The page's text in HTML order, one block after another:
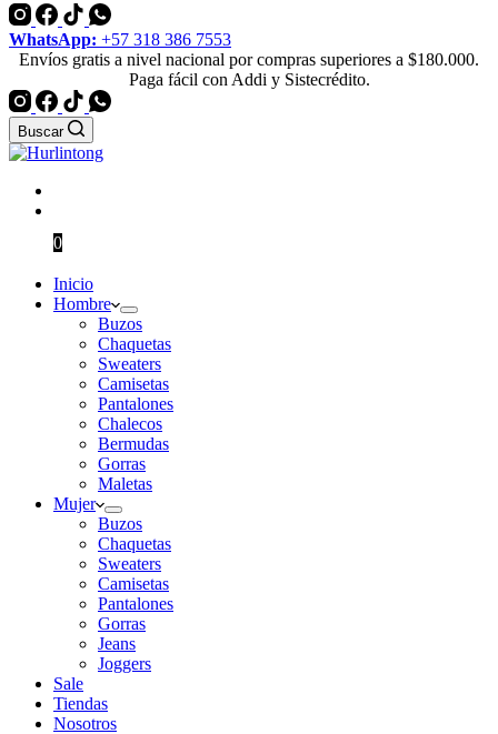
WhatsApp: +57 318 386 7553
Envíos gratis a nivel nacional por compras superiores a $180.000.
Paga fácil con Addi y Sistecrédito.
Buscar
0
Inicio
Hombre
Buzos
Chaquetas
Sweaters
Camisetas
Pantalones
Chalecos
Bermudas
Gorras
Maletas
Mujer
Buzos
Chaquetas
Sweaters
Camisetas
Pantalones
Gorras
Jeans
Joggers
Sale
Tiendas
Nosotros